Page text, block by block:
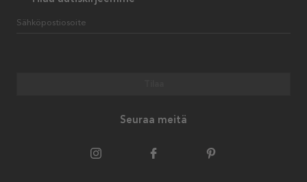
Sähköpostiosoite
Seuraa meitä